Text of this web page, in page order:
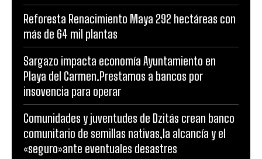
Reforesta Renacimiento Maya 292 hectáreas con
más de 64 mil plantas
Sargazo impacta economía Ayuntamiento en
Playa del Carmen.Prestamos a bancos por
insovencia para operar
Comunidades y juventudes de Dzitás crean banco
comunitario de semillas nativas,la alcancía y el
«seguro»ante eventuales desastres